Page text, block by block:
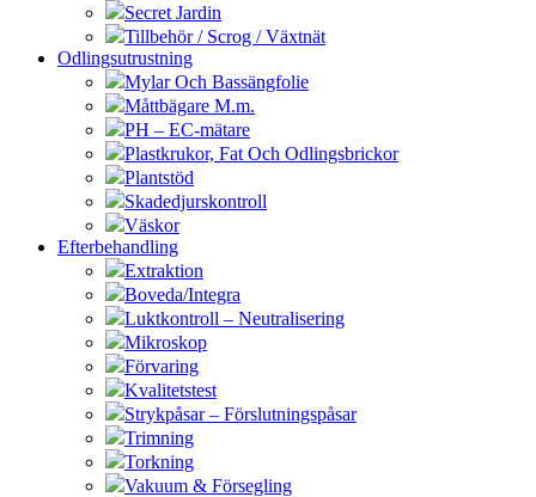
Secret Jardin
Tillbehör / Scrog / Växtnät
Odlingsutrustning
Mylar Och Bassängfolie
Måttbägare M.m.
PH – EC-mätare
Plastkrukor, Fat Och Odlingsbrickor
Plantstöd
Skadedjurskontroll
Väskor
Efterbehandling
Extraktion
Boveda/Integra
Luktkontroll – Neutralisering
Mikroskop
Förvaring
Kvalitetstest
Strykpåsar – Förslutningspåsar
Trimning
Torkning
Vakuum & Försegling